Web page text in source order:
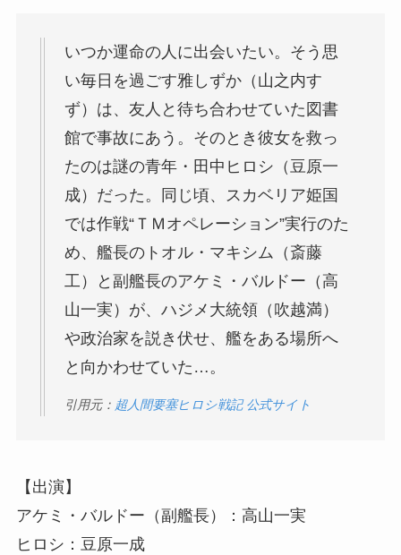
いつか運命の人に出会いたい。そう思
い毎日を過ごす雅しずか（山之内す
ず）は、友人と待ち合わせていた図書
館で事故にあう。そのとき彼女を救っ
たのは謎の青年・田中ヒロシ（豆原一
成）だった。同じ頃、スカベリア姫国
では作戦“ＴＭオペレーション”実行のた
め、艦長のトオル・マキシム（斎藤
工）と副艦長のアケミ・バルドー（高
山一実）が、ハジメ大統領（吹越満）
や政治家を説き伏せ、艦をある場所へ
と向かわせていた…。
引用元： 超人間要塞ヒロシ戦記 公式サイト
【出演】
アケミ・バルドー（副艦長）：高山一実
ヒロシ：豆原一成